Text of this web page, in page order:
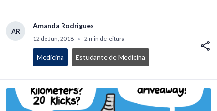
AR
Amanda Rodrigues
12 de Jun, 2018 • 2 min de leitura
Medicina Estudante de Medicina